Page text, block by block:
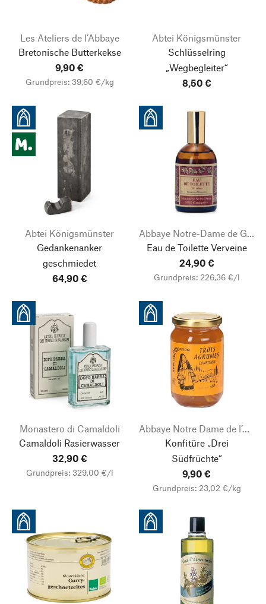
Les Ateliers de l’Abbaye
Bretonische Butterkekse
9,90 €
Grundpreis: 39,60 €/kg
Abtei Königsmünster
Schlüsselring
„Wegbegleiter“
8,50 €
Abtei Königsmünster
Gedankenanker
geschmiedet
64,90 €
Abbaye Notre-Dame de Ganagobie
Eau de Toilette Verveine
24,90 €
Grundpreis: 226,36 €/l
Monastero di Camaldoli
Camaldoli Rasierwasser
32,90 €
Grundpreis: 329,00 €/l
Abbaye Notre Dame de l’Annonciation
Konfitüre „Drei
Südfrüchte“
9,90 €
Grundpreis: 23,02 €/kg